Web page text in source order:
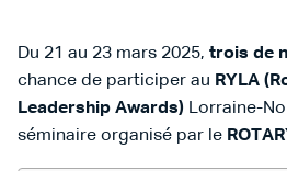
Du 21 au 23 mars 2025, trois de
chance de participer au RYLA
Leadership Awards) Lorraine-
séminaire organisé par le